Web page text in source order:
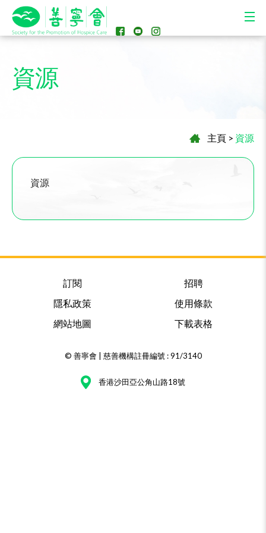
資源
主頁 > 資源
資源
訂閱
招聘
隱私政策
使用條款
網站地圖
下載表格
© 善寧會 | 慈善機構註冊編號 : 91/3140
香港沙田亞公角山路18號